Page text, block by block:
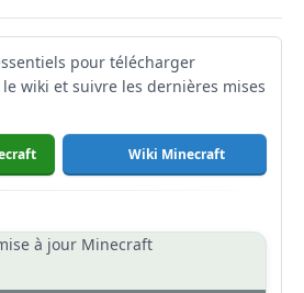
pour télécharger
wiki et suivre les dernières mises
Wiki Minecraft